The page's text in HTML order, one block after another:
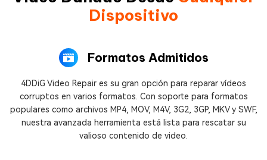
Dispositivo
Formatos Admitidos
4DDiG Video Repair es su gran opción para reparar vídeos
corruptos en varios formatos. Con soporte para formatos
populares como archivos MP4, MOV, M4V, 3G2, 3GP, MKV y SWF,
nuestra avanzada herramienta está lista para rescatar su
valioso contenido de video.